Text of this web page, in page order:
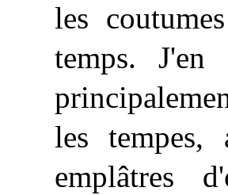
les
temps. J'en
les
emplâtres